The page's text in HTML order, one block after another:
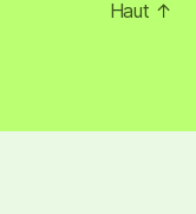
Haut ↑